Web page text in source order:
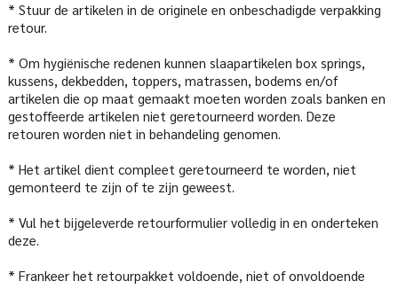
* Stuur de artikelen in de originele en onbeschadigde verpakking
retour.
* Om hygiënische redenen kunnen slaapartikelen box springs,
kussens, dekbedden, toppers, matrassen, bodems en/of
artikelen die op maat gemaakt moeten worden zoals banken en
gestoffeerde artikelen niet geretourneerd worden. Deze
retouren worden niet in behandeling genomen.
* Het artikel dient compleet geretourneerd te worden, niet
gemonteerd te zijn of te zijn geweest.
* Vul het bijgeleverde retourformulier volledig in en onderteken
deze.
* Frankeer het retourpakket voldoende, niet of onvoldoende